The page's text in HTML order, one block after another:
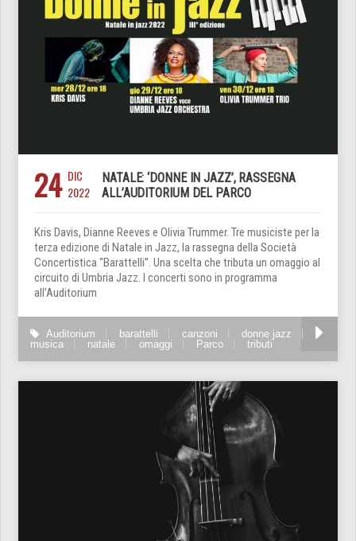
24 DIC
2022
NATALE: ‘DONNE IN JAZZ’, RASSEGNA
ALL’AUDITORIUM DEL PARCO
Kris Davis, Dianne Reeves e Olivia Trummer. Tre musiciste per la
terza edizione di Natale in Jazz, la rassegna della Società
Concertistica “Barattelli”. Una scelta che tributa un omaggio al
circuito di Umbria Jazz. I concerti sono in programma
all’Auditorium
Auditorium barattelli canzoni
donne jazz
musica
natale omaggi Parco tributi